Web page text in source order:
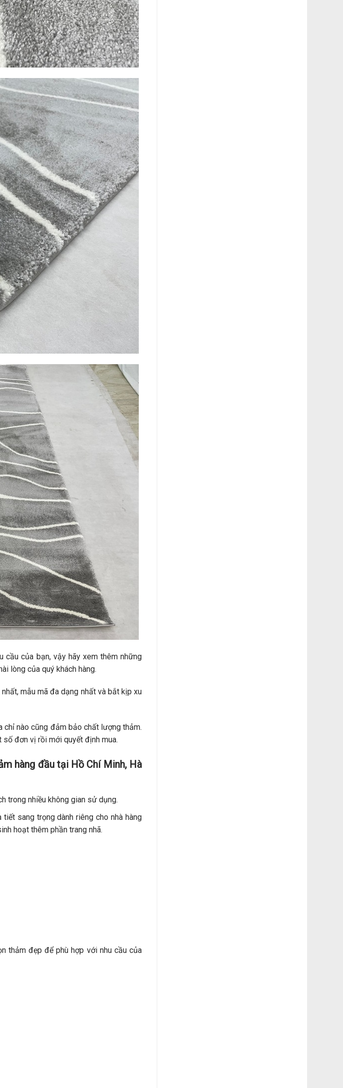
cầu của bạn, vậy hãy xem thêm những
lòng của quý khách hàng.
mẫu mã đa dạng nhất và bắt kịp xu
chỉ nào cũng đảm bảo chất lượng thảm.
đơn vị rồi mới quyết định mua.
hàng đầu tại Hồ Chí Minh, Hà
trong nhiều không gian sử dụng.
sang trọng dành riêng cho nhà hàng
hoạt thêm phần trang nhã.
thảm đẹp để phù hợp với nhu cầu của